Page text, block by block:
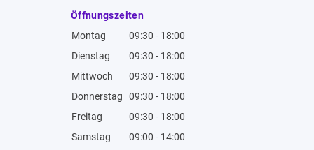
Öffnungszeiten
Montag
09:30 - 18:00
Dienstag
09:30 - 18:00
Mittwoch
09:30 - 18:00
Donnerstag
09:30 - 18:00
Freitag
09:30 - 18:00
Samstag
09:00 - 14:00